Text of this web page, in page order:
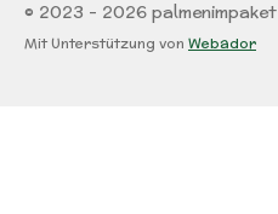
© 2023 - 2026 palmenimpaket
Mit Unterstützung von Webador